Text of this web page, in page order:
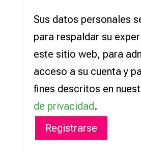
Sus datos personales
para respaldar su
este sitio web, para
acceso a su cuenta y
fines descritos en
de privacidad.
Registrarse